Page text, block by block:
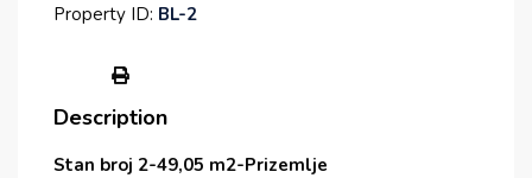
Property ID: BL-2
Description
Stan broj 2-49,05 m2-Prizemlje